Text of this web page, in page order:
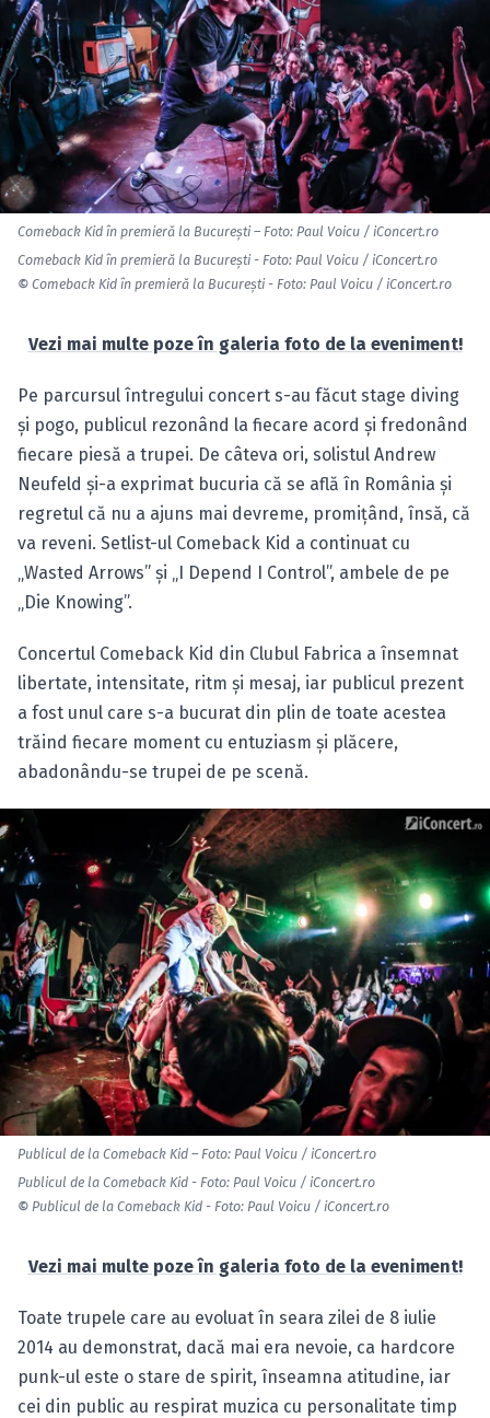
Comeback Kid în premieră la Bucureşti – Foto: Paul Voicu / iConcert.ro
Comeback Kid în premieră la Bucureşti - Foto: Paul Voicu / iConcert.ro
© Comeback Kid în premieră la Bucureşti - Foto: Paul Voicu / iConcert.ro
Vezi mai multe poze în galeria foto de la eveniment!
Pe parcursul întregului concert s-au făcut stage diving
şi pogo, publicul rezonând la fiecare acord şi fredonând
fiecare piesă a trupei. De câteva ori, solistul Andrew
Neufeld şi-a exprimat bucuria că se află în România şi
regretul că nu a ajuns mai devreme, promiţând, însă, că
va reveni. Setlist-ul Comeback Kid a continuat cu
„Wasted Arrows” şi „I Depend I Control”, ambele de pe
„Die Knowing”.
Concertul Comeback Kid din Clubul Fabrica a însemnat
libertate, intensitate, ritm şi mesaj, iar publicul prezent
a fost unul care s-a bucurat din plin de toate acestea
trăind fiecare moment cu entuziasm şi plăcere,
abadonându-se trupei de pe scenă.
Publicul de la Comeback Kid – Foto: Paul Voicu / iConcert.ro
Publicul de la Comeback Kid - Foto: Paul Voicu / iConcert.ro
© Publicul de la Comeback Kid - Foto: Paul Voicu / iConcert.ro
Vezi mai multe poze în galeria foto de la eveniment!
Toate trupele care au evoluat în seara zilei de 8 iulie
2014 au demonstrat, dacă mai era nevoie, ca hardcore
punk-ul este o stare de spirit, înseamna atitudine, iar
cei din public au respirat muzica cu personalitate timp